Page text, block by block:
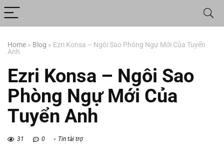
Home » Blog » Ezri Konsa – Ngôi Sao Phòng Ngự Mới Của Tuyển
Anh
Ezri Konsa – Ngôi Sao
Phòng Ngự Mới Của
Tuyển Anh
31 0 Tin tài trợ